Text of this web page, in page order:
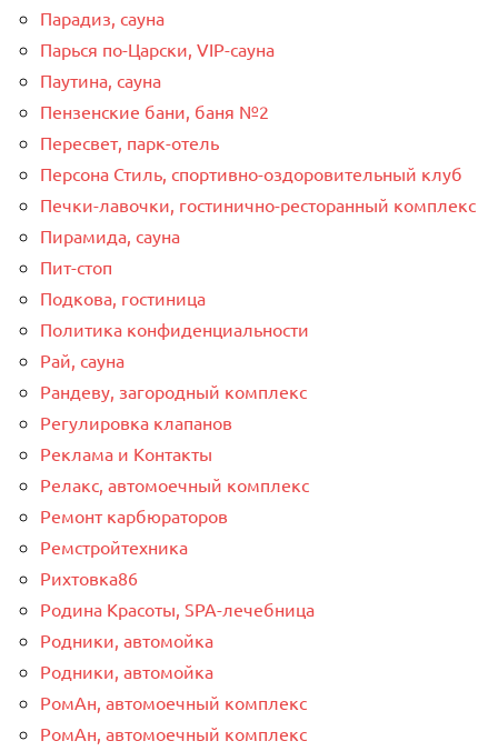
Парадиз, сауна
Парься по-Царски, VIP-сауна
Паутина, сауна
Пензенские бани, баня №2
Пересвет, парк-отель
Персона Стиль, спортивно-оздоровительный клуб
Печки-лавочки, гостинично-ресторанный комплекс
Пирамида, сауна
Пит-стоп
Подкова, гостиница
Политика конфиденциальности
Рай, сауна
Рандеву, загородный комплекс
Регулировка клапанов
Реклама и Контакты
Релакс, автомоечный комплекс
Ремонт карбюраторов
Ремстройтехника
Рихтовка86
Родина Красоты, SPA-лечебница
Родники, автомойка
Родники, автомойка
РомАн, автомоечный комплекс
РомАн, автомоечный комплекс